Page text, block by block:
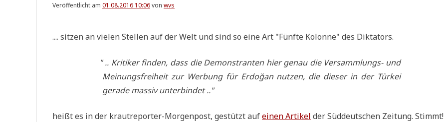
Veröffentlicht am 01.08.2016 10:06von wvs
.... sit­zen an vie­len Stel­len auf der Welt und sind so eine Art "Fünf­te Kolon­ne" des Diktators.
".. Kri­ti­ker fin­den, dass die Demon­stran­ten hier genau die Ver­samm­lungs- und
Mei­nungs­frei­heit zur Wer­bung für Erdoğan nut­zen, die die­ser in der Tür­kei
gera­de mas­siv unterbindet .."
heißt es in der kraut­re­por­ter-Mor­gen­post, gestützt aufeinen Arti­kel der Süd­deut­schen Zei­tung. Stimmt!